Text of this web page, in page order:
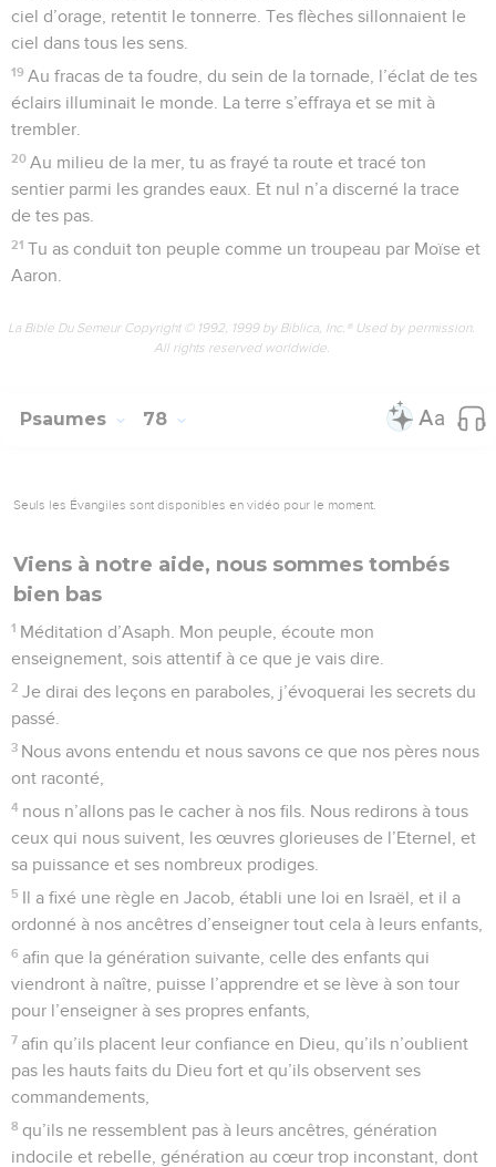
ciel d’orage, retentit le tonnerre. Tes flèches sillonnaient le
ciel dans tous les sens.
19 Au fracas de ta foudre, du sein de la tornade, l’éclat de tes
éclairs illuminait le monde. La terre s’effraya et se mit à
trembler.
20 Au milieu de la mer, tu as frayé ta route et tracé ton
sentier parmi les grandes eaux. Et nul n’a discerné la trace
de tes pas.
21 Tu as conduit ton peuple comme un troupeau par Moïse et
Aaron.
La Bible Du Semeur Copyright © 1992, 1999 by Biblica, Inc.® Used by permission.
All rights reserved worldwide.
Psaumes 78
Seuls les Évangiles sont disponibles en vidéo pour le moment.
Viens à notre aide, nous sommes tombés
bien bas
1 Méditation d’Asaph. Mon peuple, écoute mon
enseignement, sois attentif à ce que je vais dire.
2 Je dirai des leçons en paraboles, j’évoquerai les secrets du
passé.
3 Nous avons entendu et nous savons ce que nos pères nous
ont raconté,
4 nous n’allons pas le cacher à nos fils. Nous redirons à tous
ceux qui nous suivent, les œuvres glorieuses de l’Eternel, et
sa puissance et ses nombreux prodiges.
5 Il a fixé une règle en Jacob, établi une loi en Israël, et il a
ordonné à nos ancêtres d’enseigner tout cela à leurs enfants,
6 afin que la génération suivante, celle des enfants qui
viendront à naître, puisse l’apprendre et se lève à son tour
pour l’enseigner à ses propres enfants,
7 afin qu’ils placent leur confiance en Dieu, qu’ils n’oublient
pas les hauts faits du Dieu fort et qu’ils observent ses
commandements,
8 qu’ils ne ressemblent pas à leurs ancêtres, génération
indocile et rebelle, génération au cœur trop inconstant, dont